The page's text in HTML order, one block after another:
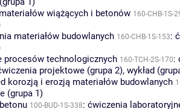
wiążących i betonów 160-CHB-1S-
materiałów budowlanych 160-CHB-1S-153:
procesów technologicznych 160-TCH-2S-170:
projektowe (grupa 2), wykład
korozją i erozją materiałów budowlanych
(grupa 1)
100-BUD-1S-338: ćwiczenia